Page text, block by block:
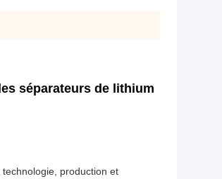
séparateurs de lithium
production et